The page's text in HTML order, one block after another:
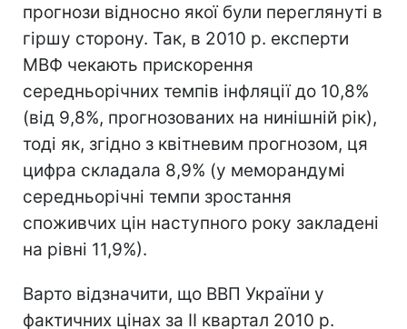
прогнози відносно якої були переглянуті в
гіршу сторону. Так, в 2010 р. експерти
МВФ чекають прискорення
середньорічних темпів інфляції до 10,8%
(від 9,8%, прогнозованих на нинішній рік),
тоді як, згідно з квітневим прогнозом, ця
цифра складала 8,9% (у меморандумі
середньорічні темпи зростання
споживчих цін наступного року закладені
на рівні 11,9%).
Варто відзначити, що ВВП України у
фактичних цінах за II квартал 2010 р.